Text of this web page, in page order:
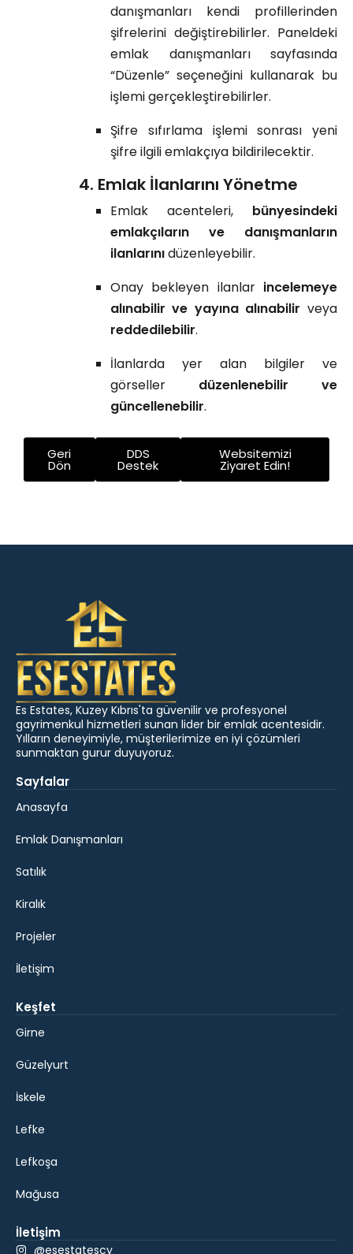
danışmanları kendi profillerinden
şifrelerini değiştirebilirler. Paneldeki
emlak danışmanları sayfasında
“Düzenle” seçeneğini kullanarak bu
işlemi gerçekleştirebilirler.
Şifre sıfırlama işlemi sonrası yeni
şifre ilgili emlakçıya bildirilecektir.
4. Emlak İlanlarını Yönetme
Emlak acenteleri, bünyesindeki
emlakçıların ve danışmanların
ilanlarınıdüzenleyebilir.
Onay bekleyen ilanlar incelemeye
alınabilir ve yayına alınabilir veya
reddedilebilir.
İlanlarda yer alan bilgiler ve
görseller düzenlenebilir ve
güncellenebilir.
Geri
Dön
DDS
Destek
Websitemizi
Ziyaret Edin!
Es Estates, Kuzey Kıbrıs'ta güvenilir ve profesyonel
gayrimenkul hizmetleri sunan lider bir emlak acentesidir.
Yılların deneyimiyle, müşterilerimize en iyi çözümleri
sunmaktan gurur duyuyoruz.
Sayfalar
Anasayfa
Emlak Danışmanları
Satılık
Kiralık
Projeler
İletişim
Keşfet
Girne
Güzelyurt
İskele
Lefke
Lefkoşa
Mağusa
İletişim
@esestatescy